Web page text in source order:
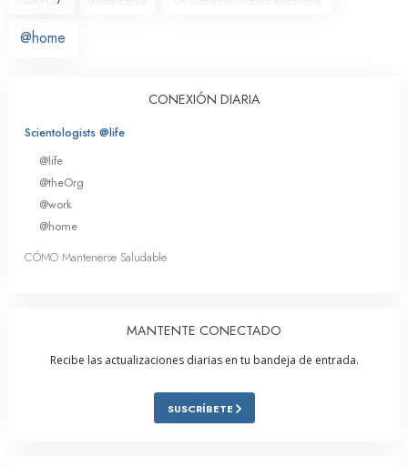
@home
CONEXIÓN DIARIA
Scientologists @life
@life
@theOrg
@work
@home
CÓMO Mantenerse Saludable
MANTENTE CONECTADO
Recibe las actualizaciones diarias en tu bandeja de entrada.
SUSCRÍBETE